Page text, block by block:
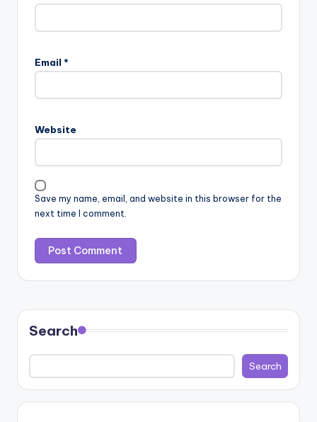
Email *
Website
Save my name, email, and website in this browser for the
next time I comment.
Search
Search